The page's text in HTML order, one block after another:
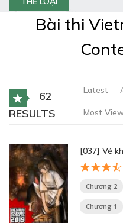
Bài thi
62
RESULTS
Latest
Most
[037] Vé
Chương 2
Chương 1